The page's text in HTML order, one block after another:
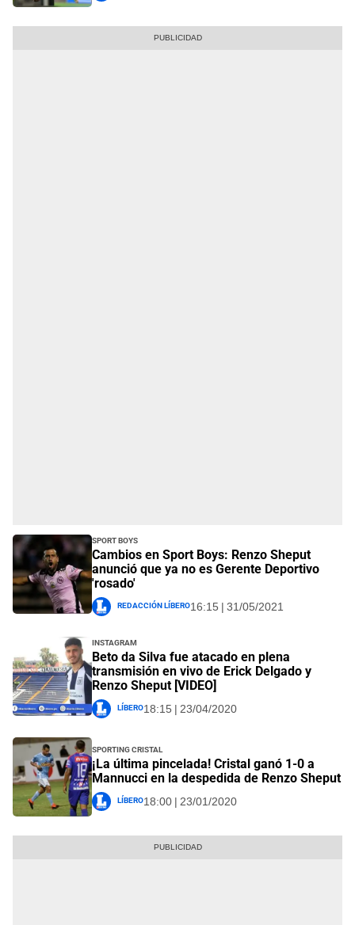
Sport Boys
Cambios en Sport Boys: Renzo Sheput
anunció que ya no es Gerente Deportivo
'rosado'
Redacción Líbero16:15 | 31/05/2021
Instagram
Beto da Silva fue atacado en plena
transmisión en vivo de Erick Delgado y
Renzo Sheput [VIDEO]
Líbero18:15 | 23/04/2020
Sporting Cristal
¡La última pincelada! Cristal ganó 1-0 a
Mannucci en la despedida de Renzo Sheput
Líbero18:00 | 23/01/2020